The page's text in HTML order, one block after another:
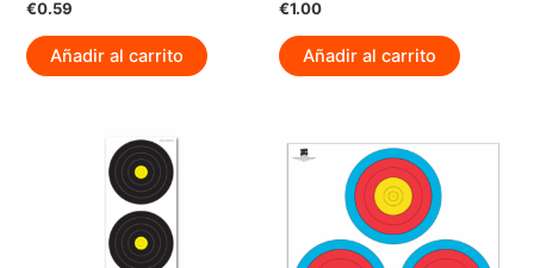
Valorado
con
de
5
€0.59
Añadir al carrito
Valorado
con
de
5
€1.00
Añadir al carrito